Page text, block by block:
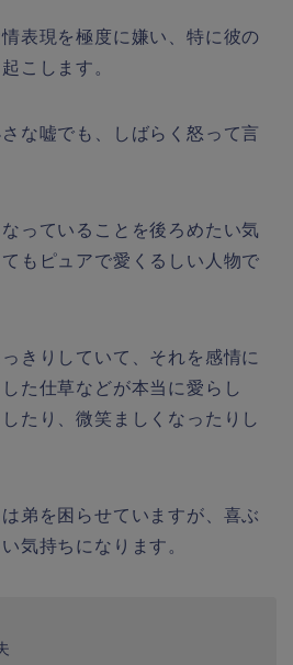
表現を極度に嫌い、特に彼の
こします。
な嘘でも、しばらく怒って言
っていることを後ろめたい気
もピュアで愛くるしい人物で
きりしていて、それを感情に
た仕草などが本当に愛らし
たり、微笑ましくなったりし
弟を困らせていますが、喜ぶ
気持ちになります。